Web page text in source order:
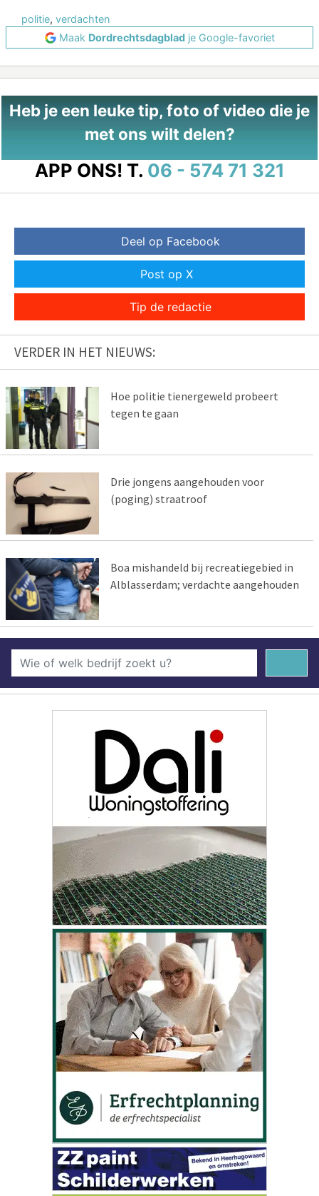
politie, verdachten
Maak Dordrechtsdagbladje Google-favoriet
Heb je een leuke tip, foto of video die je
met ons wilt delen?
APP ONS! T. 06 - 574 71 321
Deel op Facebook
Post op X
Tip de redactie
VERDER IN HET NIEUWS:
Hoe politie tienergeweld probeert
tegen te gaan
Drie jongens aangehouden voor
(poging) straatroof
Boa mishandeld bij recreatiegebied in
Alblasserdam; verdachte aangehouden